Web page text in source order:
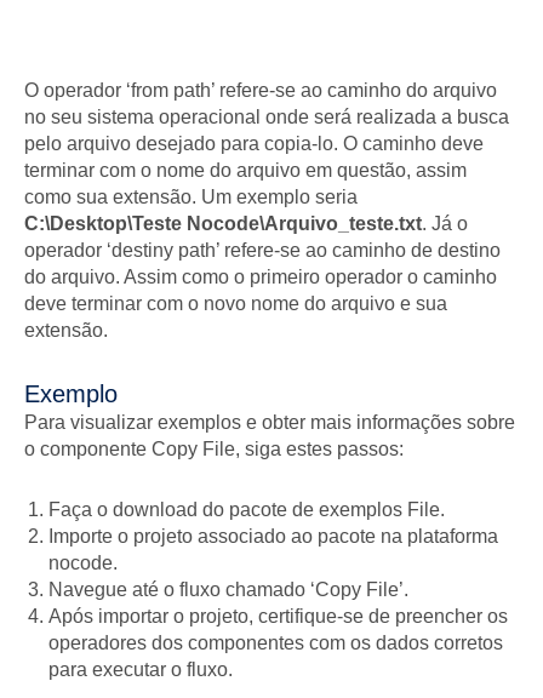
O operador ‘from path’ refere-se ao caminho do arquivo
no seu sistema operacional onde será realizada a busca
pelo arquivo desejado para copia-lo. O caminho deve
terminar com o nome do arquivo em questão, assim
como sua extensão. Um exemplo seria
C:\Desktop\Teste Nocode\Arquivo_teste.txt. Já o
operador ‘destiny path’ refere-se ao caminho de destino
do arquivo. Assim como o primeiro operador o caminho
deve terminar com o novo nome do arquivo e sua
extensão.
Exemplo
Para visualizar exemplos e obter mais informações sobre
o componente Copy File, siga estes passos:
Faça o download do pacote de exemplos File.
Importe o projeto associado ao pacote na plataforma
nocode.
Navegue até o fluxo chamado ‘Copy File’.
Após importar o projeto, certifique-se de preencher os
operadores dos componentes com os dados corretos
para executar o fluxo.